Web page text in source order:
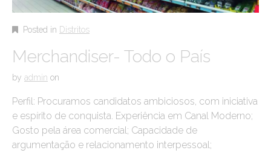
Posted in Distritos
Merchandiser- Todo o País
by admin on
Perfil: Procuramos candidatos ambiciosos, com iniciativa
e espírito de conquista. Experiência em Canal Moderno;
Gosto pela área comercial; Capacidade de
argumentação e relacionamento interpessoal;